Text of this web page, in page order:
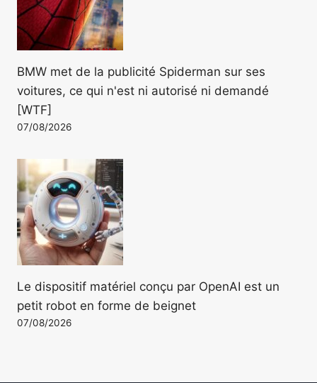
BMW met de la publicité Spiderman sur ses
voitures, ce qui n'est ni autorisé ni demandé
[WTF]
07/08/2026
Le dispositif matériel conçu par OpenAI est un
petit robot en forme de beignet
07/08/2026